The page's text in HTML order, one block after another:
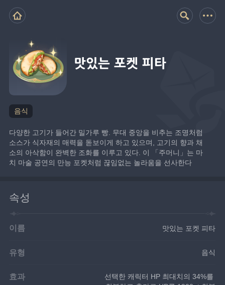
맛있는 포켓 피타
음식
다양한 고기가 들어간 밀가루 빵. 무대 중앙을 비추는 조명처럼
소스가 식자재의 매력을 돋보이게 하고 있으며, 고기의 향과 채
소의 아삭함이 완벽한 조화를 이루고 있다. 이 「주머니」는 마
치 마술 공연의 만능 포켓처럼 끊임없는 놀라움을 선사한다
속성
이름 맛있는 포켓 피타
유형 음식
효과
선택한 캐릭터 HP 최대치의 34%를